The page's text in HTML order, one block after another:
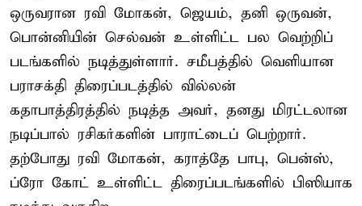
ஒருவரான ரவி மோகன், ஜெயம், தனி ஒருவன்,
பொன்னியின் செல்வன் உள்ளிட்ட பல வெற்றிப்
படங்களில் நடித்துள்ளார். சமீபத்தில் வெளியான
பராசக்தி திரைப்படத்தில் வில்லன்
கதாபாத்திரத்தில் நடித்த அவர், தனது மிரட்டலான
நடிப்பால் ரசிகர்களின் பாராட்டைப் பெற்றார்.
தற்போது ரவி மோகன், கராத்தே பாபு, பென்ஸ்,
ப்ரோ கோட் உள்ளிட்ட திரைப்படங்களில் பிஸியாக